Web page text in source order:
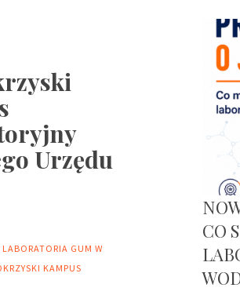
Urzędu
LABORATORIA GUM W
KAMPUS
CO